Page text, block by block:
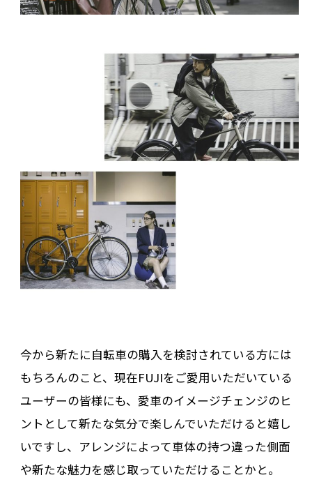
今から新たに自転車の購入を検討されている方には
もちろんのこと、現在FUJIをご愛用いただいている
ユーザーの皆様にも、愛車のイメージチェンジのヒ
ントとして新たな気分で楽しんでいただけると嬉し
いですし、アレンジによって車体の持つ違った側面
や新たな魅力を感じ取っていただけることかと。